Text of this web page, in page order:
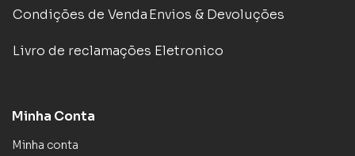
Condições de VendaEnvios & Devoluções
Livro de reclamações Eletronico
Minha Conta
Minha conta